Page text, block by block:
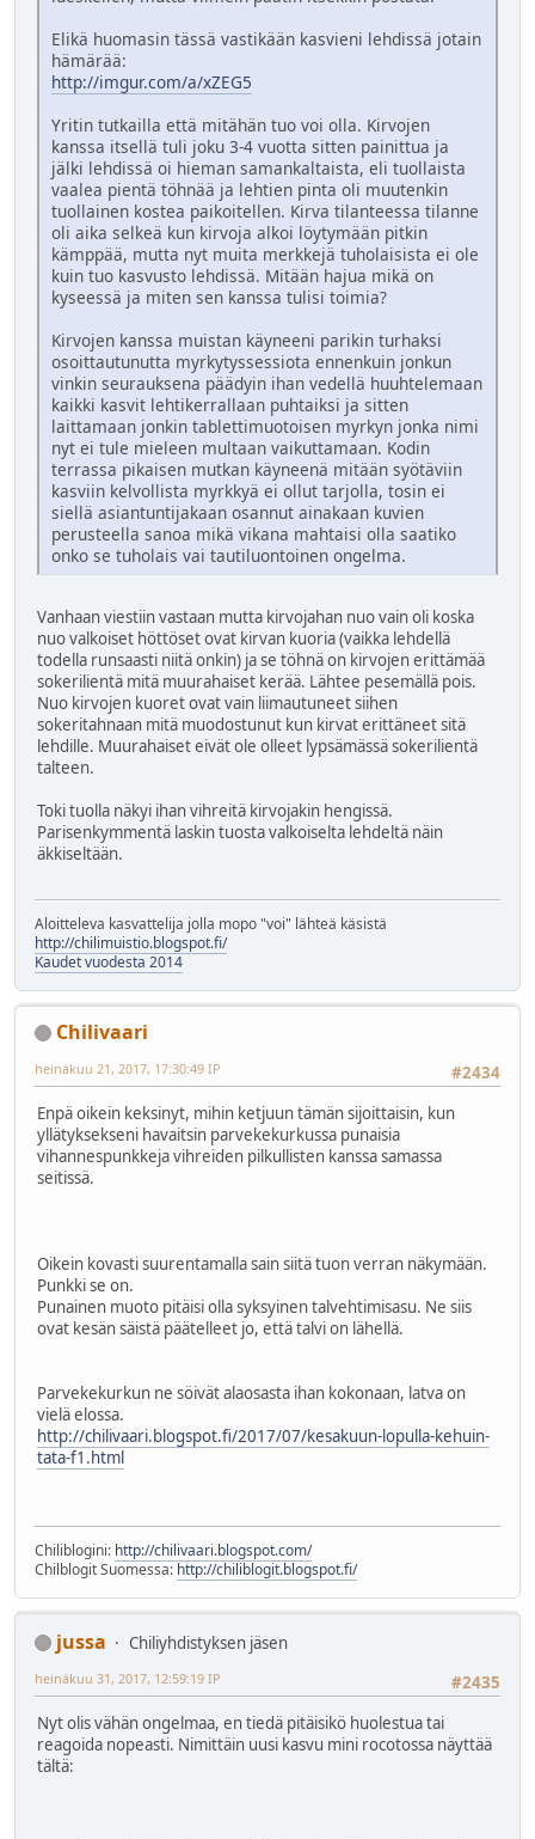
Elikä huomasin tässä vastikään kasvieni lehdissä jotain
hämärää:
http://imgur.com/a/xZEG5
Yritin tutkailla että mitähän tuo voi olla. Kirvojen
kanssa itsellä tuli joku 3-4 vuotta sitten painittua ja
jälki lehdissä oi hieman samankaltaista, eli tuollaista
vaalea pientä töhnää ja lehtien pinta oli muutenkin
tuollainen kostea paikoitellen. Kirva tilanteessa tilanne
oli aika selkeä kun kirvoja alkoi löytymään pitkin
kämppää, mutta nyt muita merkkejä tuholaisista ei ole
kuin tuo kasvusto lehdissä. Mitään hajua mikä on
kyseessä ja miten sen kanssa tulisi toimia?
Kirvojen kanssa muistan käyneeni parikin turhaksi
osoittautunutta myrkytyssessiota ennenkuin jonkun
vinkin seurauksena päädyin ihan vedellä huuhtelemaan
kaikki kasvit lehtikerrallaan puhtaiksi ja sitten
laittamaan jonkin tablettimuotoisen myrkyn jonka nimi
nyt ei tule mieleen multaan vaikuttamaan. Kodin
terrassa pikaisen mutkan käyneenä mitään syötäviin
kasviin kelvollista myrkkyä ei ollut tarjolla, tosin ei
siellä asiantuntijakaan osannut ainakaan kuvien
perusteella sanoa mikä vikana mahtaisi olla saatiko
onko se tuholais vai tautiluontoinen ongelma.
Vanhaan viestiin vastaan mutta kirvojahan nuo vain oli koska
nuo valkoiset höttöset ovat kirvan kuoria (vaikka lehdellä
todella runsaasti niitä onkin) ja se töhnä on kirvojen erittämää
sokerilientä mitä muurahaiset kerää. Lähtee pesemällä pois.
Nuo kirvojen kuoret ovat vain liimautuneet siihen
sokeritahnaan mitä muodostunut kun kirvat erittäneet sitä
lehdille. Muurahaiset eivät ole olleet lypsämässä sokerilientä
talteen.
Toki tuolla näkyi ihan vihreitä kirvojakin hengissä.
Parisenkymmentä laskin tuosta valkoiselta lehdeltä näin
äkkiseltään.
Aloitteleva kasvattelija jolla mopo "voi" lähteä käsistä
http://chilimuistio.blogspot.fi/
Kaudet vuodesta 2014
Chilivaari
#2434
heinäkuu 21, 2017, 17:30:49 IP
Enpä oikein keksinyt, mihin ketjuun tämän sijoittaisin, kun
yllätyksekseni havaitsin parvekekurkussa punaisia
vihannespunkkeja vihreiden pilkullisten kanssa samassa
seitissä.
Oikein kovasti suurentamalla sain siitä tuon verran näkymään.
Punkki se on.
Punainen muoto pitäisi olla syksyinen talvehtimisasu. Ne siis
ovat kesän säistä päätelleet jo, että talvi on lähellä.
Parvekekurkun ne söivät alaosasta ihan kokonaan, latva on
vielä elossa.
http://chilivaari.blogspot.fi/2017/07/kesakuun-lopulla-kehuin-
tata-f1.html
Chiliblogini: http://chilivaari.blogspot.com/
Chilblogit Suomessa: http://chiliblogit.blogspot.fi/
jussa
Chiliyhdistyksen jäsen
#2435
heinäkuu 31, 2017, 12:59:19 IP
Nyt olis vähän ongelmaa, en tiedä pitäisikö huolestua tai
reagoida nopeasti. Nimittäin uusi kasvu mini rocotossa näyttää
tältä: